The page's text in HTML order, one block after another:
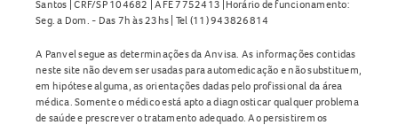
Santos | CRF/SP 104682 | AFE 7752413 |Horário de funcionamento:
Seg. a Dom. - Das 7h às 23hs | Tel (11) 943826814
A Panvel segue as determinações da Anvisa. As informações contidas
neste site não devem ser usadas para automedicação e não substituem,
em hipótese alguma, as orientações dadas pelo profissional da área
médica. Somente o médico está apto a diagnosticar qualquer problema
de saúde e prescrever o tratamento adequado. Ao persistirem os